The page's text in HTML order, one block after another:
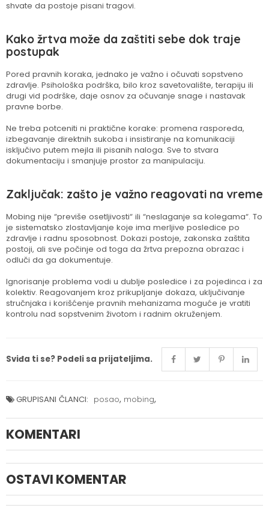
shvate da postoje pisani tragovi.
Kako žrtva može da zaštiti sebe dok traje
postupak
Pored pravnih koraka, jednako je važno i očuvati sopstveno
zdravlje. Psihološka podrška, bilo kroz savetovalište, terapiju ili
drugi vid podrške, daje osnov za očuvanje snage i nastavak
pravne borbe.
Ne treba potceniti ni praktične korake: promena rasporeda,
izbegavanje direktnih sukoba i insistiranje na komunikaciji
isključivo putem mejla ili pisanih naloga. Sve to stvara
dokumentaciju i smanjuje prostor za manipulaciju.
Zaključak: zašto je važno reagovati na vreme
Mobing nije “previše osetljivosti“ ili “neslaganje sa kolegama“. To
je sistematsko zlostavljanje koje ima merljive posledice po
zdravlje i radnu sposobnost. Dokazi postoje, zakonska zaštita
postoji, ali sve počinje od toga da žrtva prepozna obrazac i
odluči da ga dokumentuje.
Ignorisanje problema vodi u dublje posledice i za pojedinca i za
kolektiv. Reagovanjem kroz prikupljanje dokaza, uključivanje
stručnjaka i korišćenje pravnih mehanizama moguće je vratiti
kontrolu nad sopstvenim životom i radnim okruženjem.
Sviđa ti se? Podeli sa prijateljima.
GRUPISANI ČLANCI: posao, mobing,
KOMENTARI
OSTAVI KOMENTAR